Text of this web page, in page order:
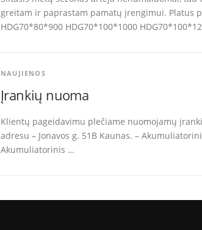
greitam ir paprastam pamatų įrengimui. Platus
HDG70*80*900 HDG70*100*1000
NAUJIENOS
Įrankių nuoma
Klientų pageidavimu plečiame nuomojamų
adresu – Jonavos g. 51B Kaunas. –
Akumuliatorinis …